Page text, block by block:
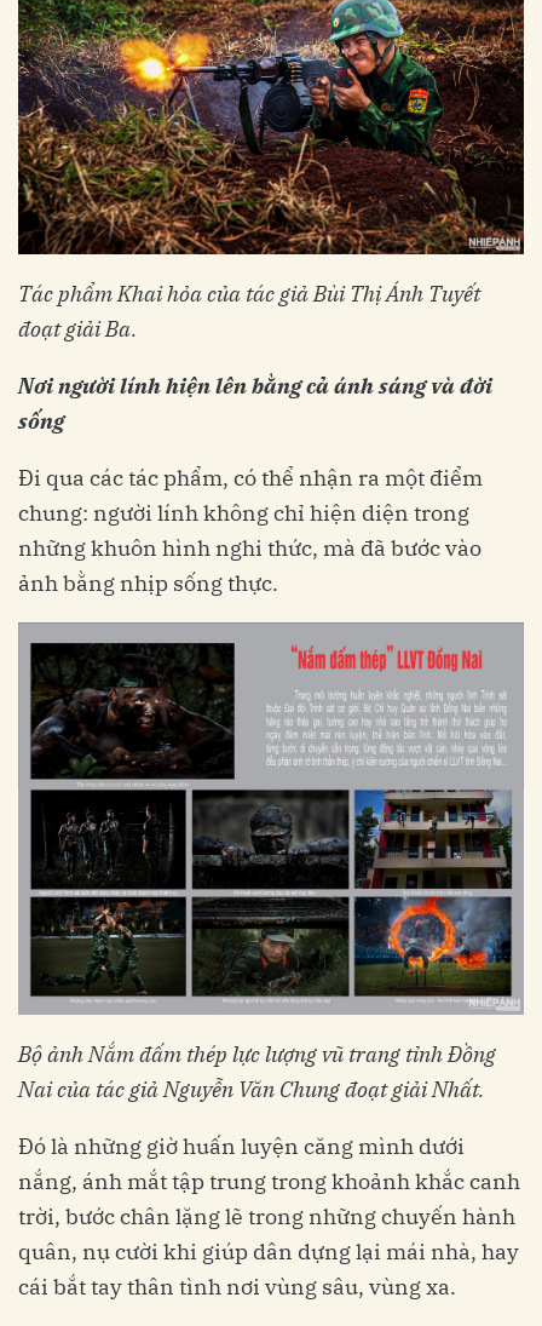
Tác phẩm Khai hỏa của tác giả Bùi Thị Ánh Tuyết
đoạt giải Ba.
Nơi người lính hiện lên bằng cả ánh sáng và đời
sống
Đi qua các tác phẩm, có thể nhận ra một điểm
chung: người lính không chỉ hiện diện trong
những khuôn hình nghi thức, mà đã bước vào
ảnh bằng nhịp sống thực.
Bộ ảnh Nắm đấm thép lực lượng vũ trang tỉnh Đồng
Nai của tác giả Nguyễn Văn Chung đoạt giải Nhất.
Đó là những giờ huấn luyện căng mình dưới
nắng, ánh mắt tập trung trong khoảnh khắc canh
trời, bước chân lặng lẽ trong những chuyến hành
quân, nụ cười khi giúp dân dựng lại mái nhà, hay
cái bắt tay thân tình nơi vùng sâu, vùng xa.